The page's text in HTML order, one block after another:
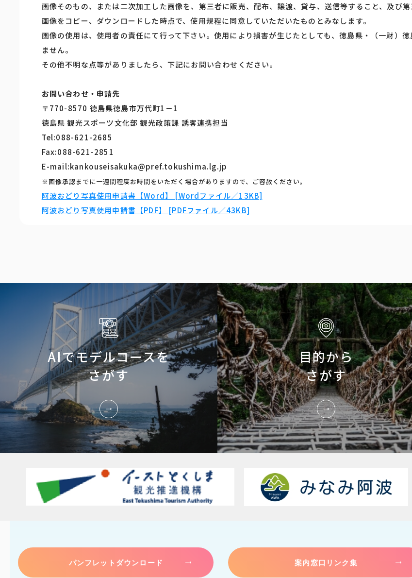
画像そのもの、または二次加工した画像を、第三者に販売、配布、譲渡、貸与、送信等すること、及び第
画像をコピー、ダウンロードした時点で、使用規程に同意していただいたものとみなします。
画像の使用は、使用者の責任にて行って下さい。使用により損害が生じたとしても、徳島県・（一財）
ません。
その他不明な点等がありましたら、下記にお問い合わせください。
お問い合わせ・申請先
〒770-8570 徳島県徳島市万代町1－1
徳島県 観光スポーツ文化部 観光政策課 誘客連携担当
Tel:088-621-2685
Fax:088-621-2851
E-mail:kankouseisakuka@pref.tokushima.lg.jp
※画像承認までに一週間程度お時間をいただく場合がありますので、ご容赦ください。
阿波おどり写真使用申請書【Word】 [Wordファイル／13KB]
阿波おどり写真使用申請書【PDF】 [PDFファイル／43KB]
AIでモデルコースを
さがす
目的から
さがす
パンフレットダウンロード 案内窓口リンク集